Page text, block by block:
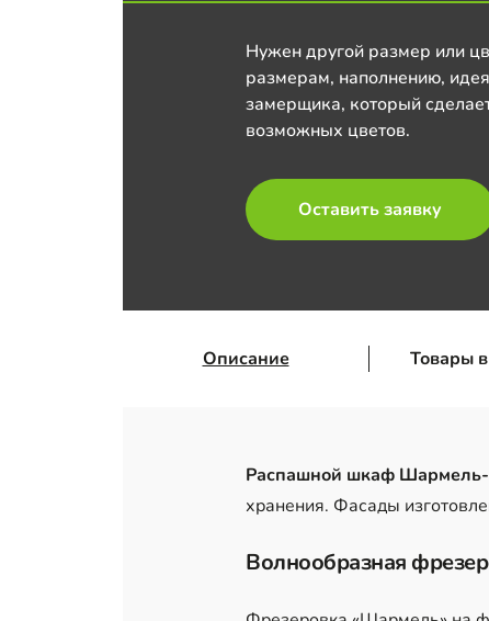
Нужен другой размер или
размерам, наполнению,
замерщика, который
возможных цветов.
Оставить заявку
Описание Товары
Распашной шкаф
хранения. Фасады
Волнообразная